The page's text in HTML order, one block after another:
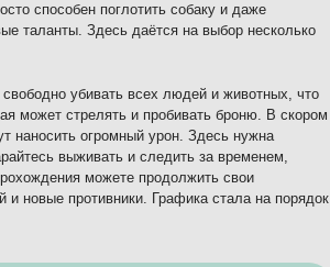
способен поглотить собаку и даже
таланты. Здесь даётся на выбор несколько
убивать всех людей и животных, что
может стрелять и пробивать броню. В скором
наносить огромный урон. Здесь нужна
выживать и следить за временем,
можете продолжить свои
новые противники. Графика стала на порядок